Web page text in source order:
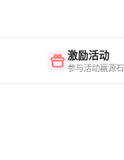
激励活动
参与活动赢源石